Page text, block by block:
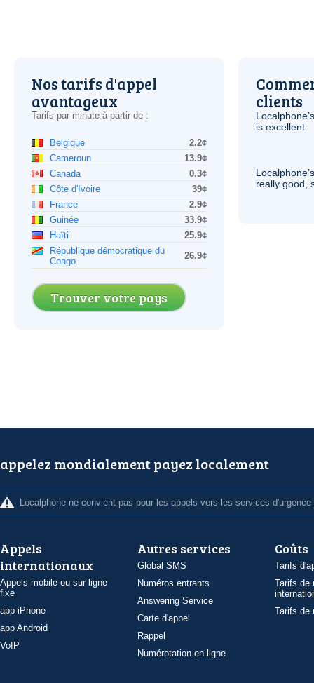
Nos tarifs d'appel
avantageux
Tarifs par minute à partir de :
Belgique
2.2¢
Cameroun
13.9¢
Canada
0.3¢
Côte d'Ivoire
39¢
France
2.9¢
Guinée
33.9¢
Haïti
25.9¢
République démocratique du
Congo
26.9¢
Trouver votre pays
clients
is excellent.
really good,
appelez mondialement payez localement
Localphone ne convient pas pour les appels vers les services d'urgence
Appels
internationaux
Appels mobile ou sur ligne
fixe
app iPhone
app Android
VoIP
Autres services
Global SMS
Numéros entrants
Answering Service
Carte d'appel
Rappel
Numérotation en ligne
Coûts
Tarifs
Tarifs de
Tarifs de